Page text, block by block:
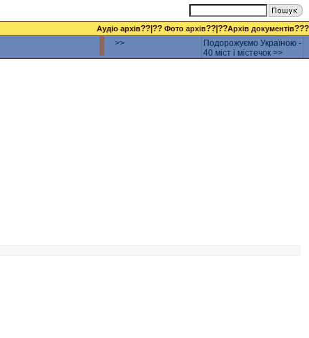
Аудіо архів??|?? Фото архів??|??Архів документів???
>>
Подорожуємо Україною -
40 міст і містечок >>